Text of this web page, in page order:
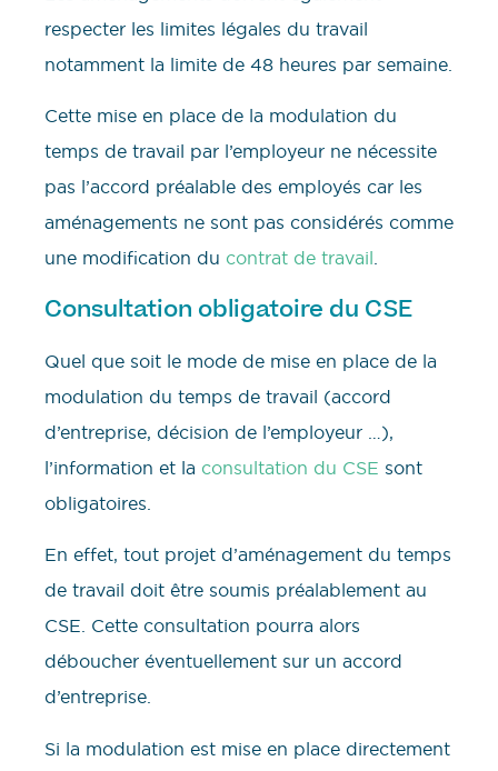
respecter les limites légales du travail
notamment la limite de 48 heures par semaine.
Cette mise en place de la modulation du
temps de travail par l’employeur ne nécessite
pas l’accord préalable des employés car les
aménagements ne sont pas considérés comme
une modification du contrat de travail.
Consultation obligatoire du CSE
Quel que soit le mode de mise en place de la
modulation du temps de travail (accord
d’entreprise, décision de l’employeur …),
l’information et la consultation du CSE sont
obligatoires.
En effet, tout projet d’aménagement du temps
de travail doit être soumis préalablement au
CSE. Cette consultation pourra alors
déboucher éventuellement sur un accord
d’entreprise.
Si la modulation est mise en place directement